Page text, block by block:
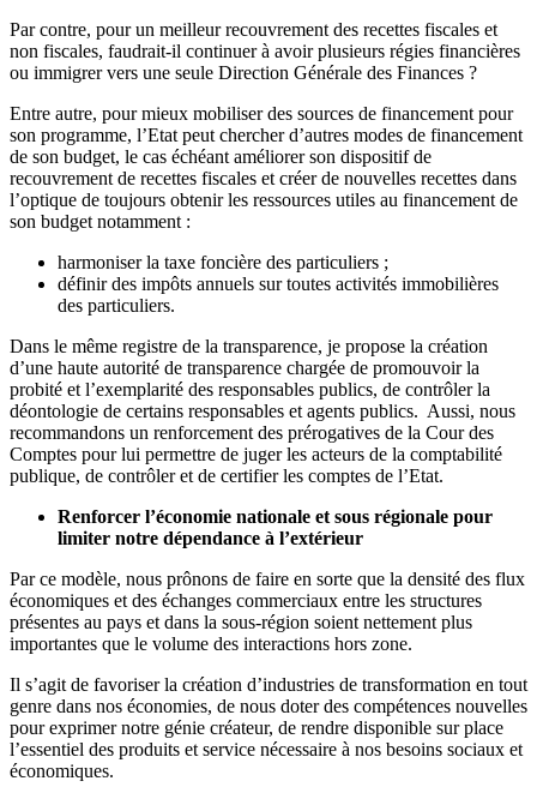
Par contre, pour un meilleur recouvrement des recettes fiscales et
non fiscales, faudrait-il continuer à avoir plusieurs régies financières
ou immigrer vers une seule Direction Générale des Finances ?
Entre autre, pour mieux mobiliser des sources de financement pour
son programme, l’Etat peut chercher d’autres modes de financement
de son budget, le cas échéant améliorer son dispositif de
recouvrement de recettes fiscales et créer de nouvelles recettes dans
l’optique de toujours obtenir les ressources utiles au financement de
son budget notamment :
harmoniser la taxe foncière des particuliers ;
définir des impôts annuels sur toutes activités immobilières
des particuliers.
Dans le même registre de la transparence, je propose la création
d’une haute autorité de transparence chargée de promouvoir la
probité et l’exemplarité des responsables publics, de contrôler la
déontologie de certains responsables et agents publics. Aussi, nous
recommandons un renforcement des prérogatives de la Cour des
Comptes pour lui permettre de juger les acteurs de la comptabilité
publique, de contrôler et de certifier les comptes de l’Etat.
Renforcer l’économie nationale et sous régionale pour
limiter notre dépendance à l’extérieur
Par ce modèle, nous prônons de faire en sorte que la densité des flux
économiques et des échanges commerciaux entre les structures
présentes au pays et dans la sous-région soient nettement plus
importantes que le volume des interactions hors zone.
Il s’agit de favoriser la création d’industries de transformation en tout
genre dans nos économies, de nous doter des compétences nouvelles
pour exprimer notre génie créateur, de rendre disponible sur place
l’essentiel des produits et service nécessaire à nos besoins sociaux et
économiques.